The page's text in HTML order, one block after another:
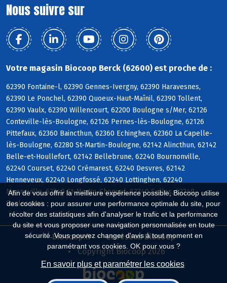
Afin de vous offrir la meilleure expérience possible, Biocoop utilise
des cookies : pour assurer une performance optimale du site, pour
récolter des statistiques afin d'analyser le trafic et la performance
du site et vous proposer une navigation personnalisée en toute
sécurité. Vous pouvez changer d'avis à tout moment en
paramétrant vos cookies. OK pour vous ?
En savoir plus et paramétrer les cookies
Nous suivre sur
Votre magasin Biocoop Berck (62600) est proche de :
62390 Fontaine-l, 62390 Gennes-Ivergny, 62390 Haravesnes,
62390 Le Ponchel, 62390 Quoeux-Haut-Maînil, 62390 Tollent,
62390 Vaulx, 62390 Willencourt, 62200 Boulogne s/Mer, 62126
Conteville-lès-Boulogne, 62126 Pernes-lès-Boulogne, 62126
Pittefaux, 62360 Baincthun, 62360 Echinghen, 62360 La Capelle-
lès-Boulogne, 62280 St-Martin-Boulogne, 62142 Alincthun, 62142
Belle-et-Houllefort, 62142 Bellebrune, 62240 Bournonville,
62240 Courset, 62240 Crémarest, 62240 Desvres, 62142
Henneveux, 62240 Longfossé, 62240 Lottinghen, 62240
Menneville, 62240 St-Martin-Choquel, 62240 Selles, 62240
Senlecques
Biocoop.fr
Le réseau Biocoop
Copyright Biocoop 2026